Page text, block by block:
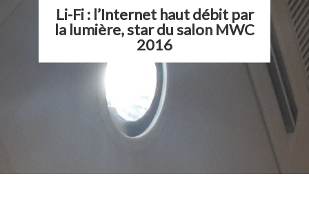
Li-Fi : l’Internet haut débit par
la lumière, star du salon MWC
2016